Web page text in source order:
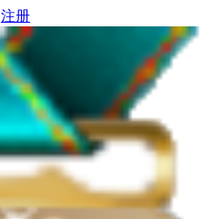
注册